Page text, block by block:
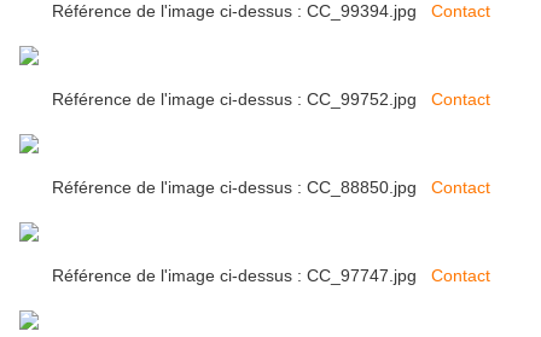
Référence de l'image ci-dessus : CC_99394.jpg Contact
Référence de l'image ci-dessus : CC_99752.jpg Contact
Référence de l'image ci-dessus : CC_88850.jpg Contact
Référence de l'image ci-dessus : CC_97747.jpg Contact